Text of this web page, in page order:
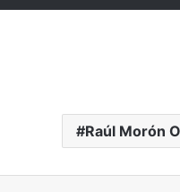
Raúl Morón